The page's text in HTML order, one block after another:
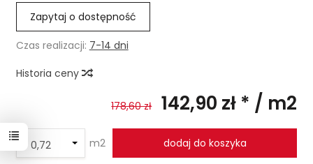
Zapytaj o dostępność
Czas realizacji: 7-14 dni
Historia ceny
178,60 zł 142,90 zł * / m2
m2 dodaj do koszyka